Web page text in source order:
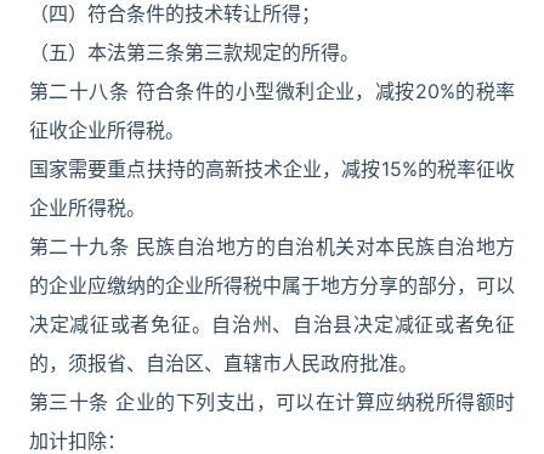
（四）符合条件的技术转让所得；
（五）本法第三条第三款规定的所得。
第二十八条 符合条件的小型微利企业，减按20%的税率
征收企业所得税。
国家需要重点扶持的高新技术企业，减按15%的税率征收
企业所得税。
第二十九条 民族自治地方的自治机关对本民族自治地方
的企业应缴纳的企业所得税中属于地方分享的部分，可以
决定减征或者免征。自治州、自治县决定减征或者免征
的，须报省、自治区、直辖市人民政府批准。
第三十条 企业的下列支出，可以在计算应纳税所得额时
加计扣除：